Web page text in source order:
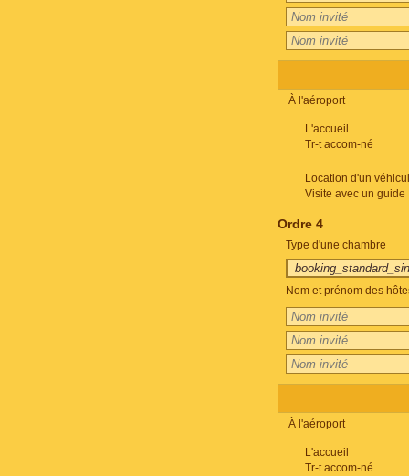
À l'aéroport
L'accueil
Tr-t accom-né
Location d'un
Visite avec un guide
Ordre 4
Type d'une chambre
Nom et prénom des
À l'aéroport
L'accueil
Tr-t accom-né